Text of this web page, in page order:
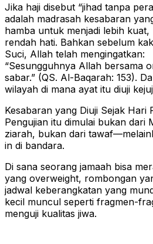
Jika haji disebut “jihad tanpa
adalah madrasah kesabaran
hamba untuk menjadi lebih
rendah hati. Bahkan sebelum
Suci, Allah telah mengingatkan:
“Sesungguhnya Allah bersama
sabar.” (QS. Al-Baqarah: 153).
wilayah di mana ayat itu diuji
Kesabaran yang Diuji Sejak Hari
Pengujian itu dimulai bukan dari
ziarah, bukan dari
in di bandara.
Di sana seorang jamaah bisa
yang overweight, rombongan
jadwal keberangkatan yang
kecil muncul seperti fragmen-
menguji kualitas jiwa.